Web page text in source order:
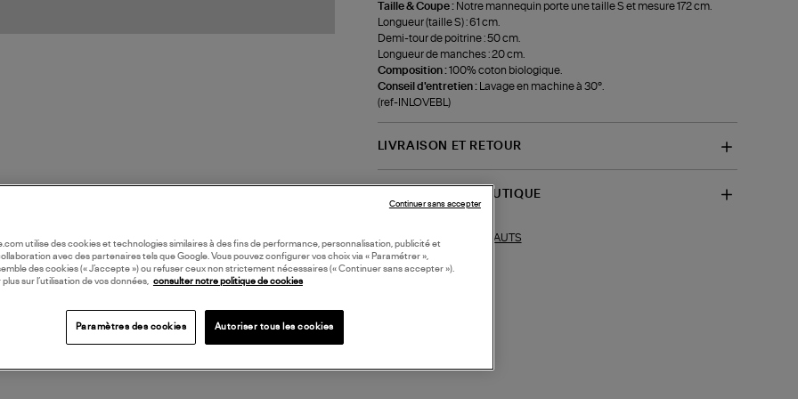
Taille & Coupe : Notre mannequin porte une taille S et mesure 172 cm.
Longueur (taille S) : 61 cm.
Demi-tour de poitrine : 50 cm.
Longueur de manches : 20 cm.
Composition :100% coton biologique.
Conseil d'entretien :
Lavage en machine à 30°.
(ref-INLOVEBL)
LIVRAISON ET RETOUR
DISPONIBILITÉ BOUTIQUE
Collections similaires : HAUTS
utilise des cookies et technologies similaires à des fins de performance, personnalisation, publicité et
avec des partenaires tels que Google. Vous pouvez configurer vos choix via « Paramétrer »,
des cookies (« J’accepte ») ou refuser ceux non strictement nécessaires (« Continuer sans accepter »).
plus sur l’utilisation de vos données, consulter notre politique de cookies
Paramètres des cookies Autoriser tous les cookies
Continuer sans accepter